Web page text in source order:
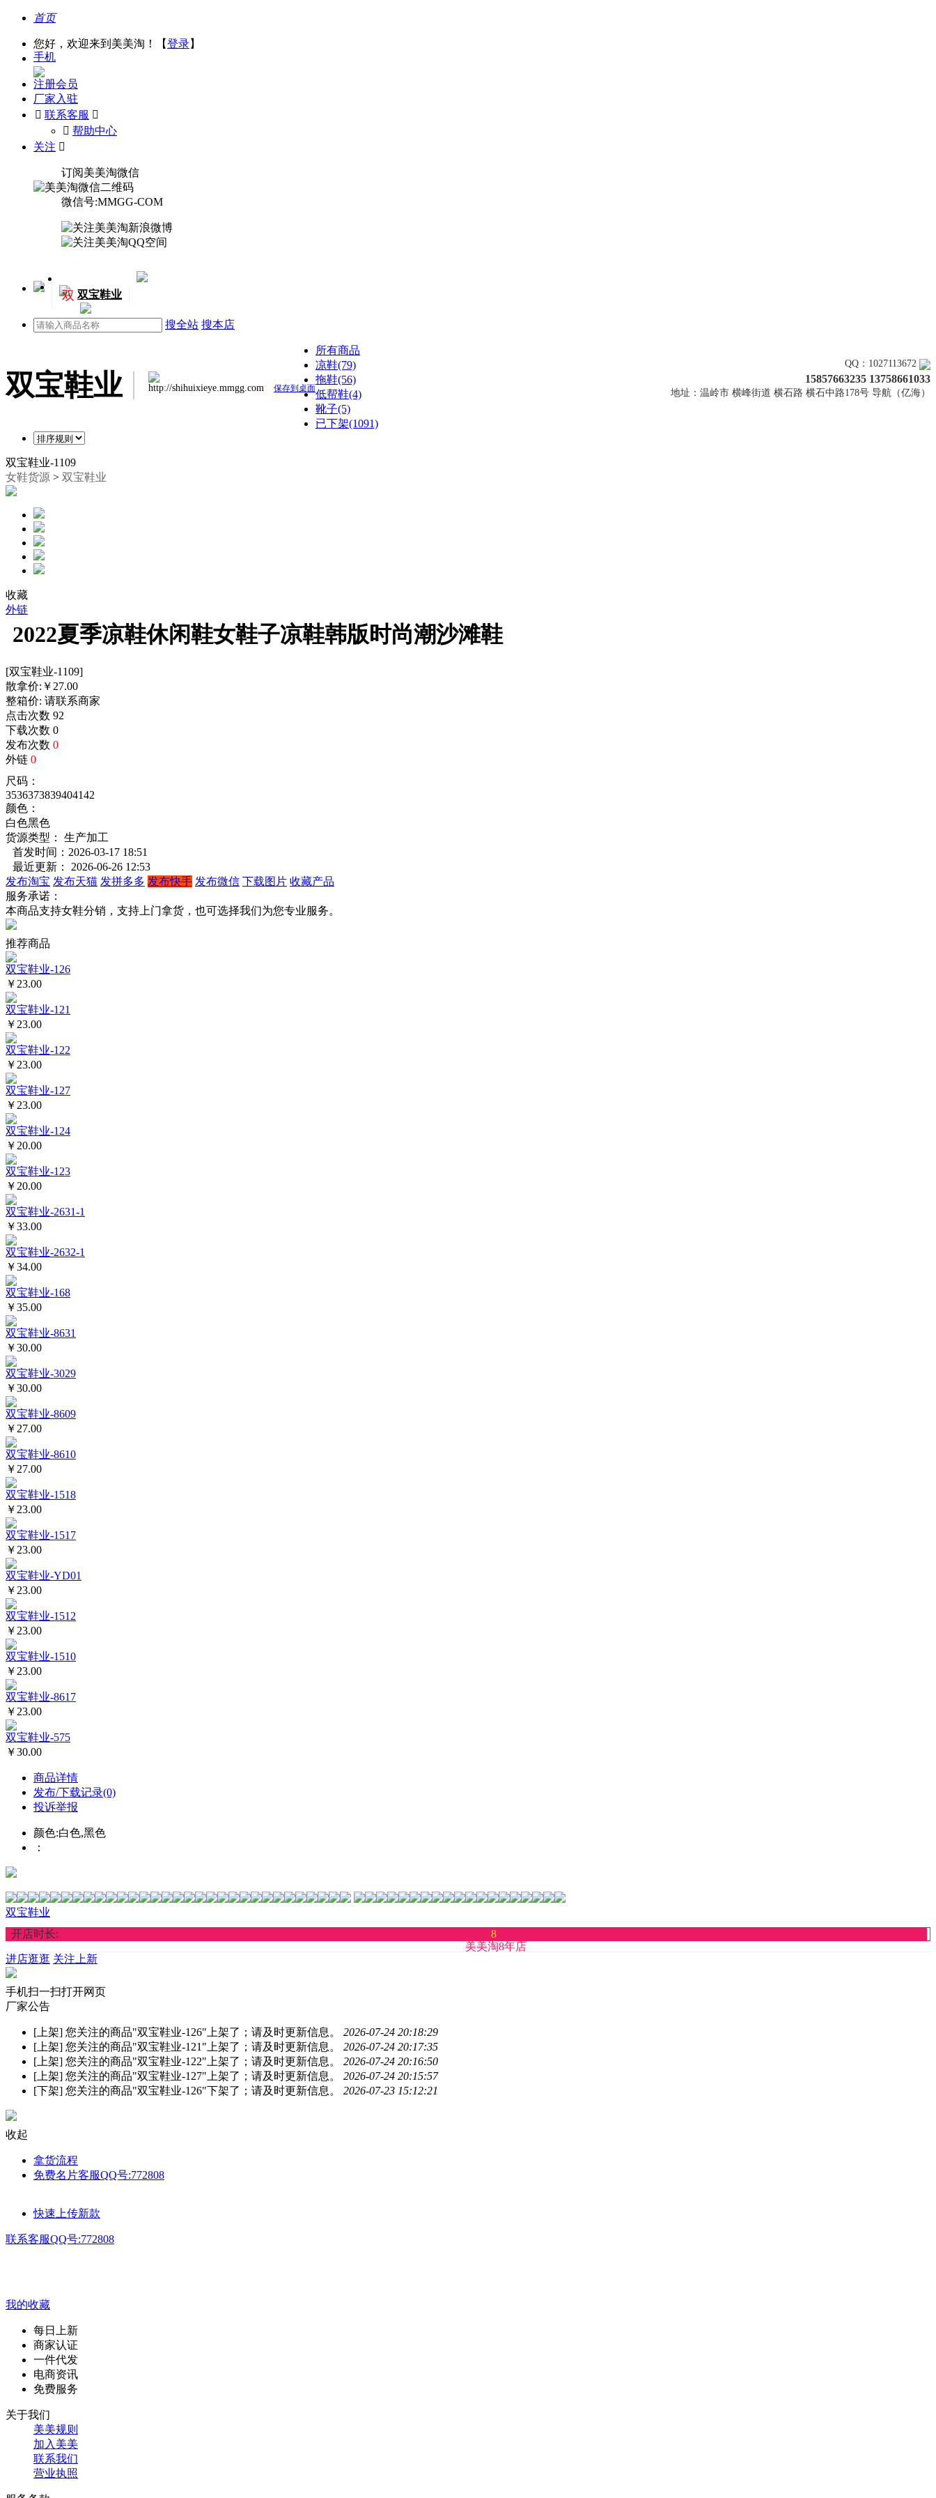
首页
您好，欢迎来到美美淘！【登录】
手机
注册会员
厂家入驻
 联系客服 
󰅃 帮助中心
关注 
订阅美美淘微信
微信号:MMGG-COM
双 双宝鞋业
搜全站 搜本店
双宝鞋业 http://shihuixieye.mmgg.com 保存到桌面
QQ：1027113672
15857663235 13758661033
地址：温岭市 横峰街道 横石路 横石中路178号 导航（亿海）
所有商品
凉鞋(79)
拖鞋(56)
低帮鞋(4)
靴子(5)
已下架(1091)
双宝鞋业-1109
女鞋货源 > 双宝鞋业
收藏
外链
2022夏季凉鞋休闲鞋女鞋子凉鞋韩版时尚潮沙滩鞋
[双宝鞋业-1109]
散拿价: ￥27.00
整箱价: 请联系商家
点击次数 92
下载次数 0
发布次数 0
外链 0
尺码：
3536373839404142
颜色：
白色黑色
货源类型： 生产加工
首发时间：2026-03-17 18:51
最近更新： 2026-06-26 12:53
发布淘宝 发布天猫 发拼多多 发布快手 发布微信 下载图片 收藏产品
服务承诺：
本商品支持女鞋分销，支持上门拿货，也可选择我们为您专业服务。
推荐商品
双宝鞋业-126
￥23.00
双宝鞋业-121
￥23.00
双宝鞋业-122
￥23.00
双宝鞋业-127
￥23.00
双宝鞋业-124
￥20.00
双宝鞋业-123
￥20.00
双宝鞋业-2631-1
￥33.00
双宝鞋业-2632-1
￥34.00
双宝鞋业-168
￥35.00
双宝鞋业-8631
￥30.00
双宝鞋业-3029
￥30.00
双宝鞋业-8609
￥27.00
双宝鞋业-8610
￥27.00
双宝鞋业-1518
￥23.00
双宝鞋业-1517
￥23.00
双宝鞋业-YD01
￥23.00
双宝鞋业-1512
￥23.00
双宝鞋业-1510
￥23.00
双宝鞋业-8617
￥23.00
双宝鞋业-575
￥30.00
商品详情
发布/下载记录(0)
投诉举报
颜色:白色,黑色
：
双宝鞋业
开店时长:
8
美美淘8年店
进店逛逛 关注上新
手机扫一扫打开网页
厂家公告
[上架] 您关注的商品"双宝鞋业-126"上架了；请及时更新信息。 2026-07-24 20:18:29
[上架] 您关注的商品"双宝鞋业-121"上架了；请及时更新信息。 2026-07-24 20:17:35
[上架] 您关注的商品"双宝鞋业-122"上架了；请及时更新信息。 2026-07-24 20:16:50
[上架] 您关注的商品"双宝鞋业-127"上架了；请及时更新信息。 2026-07-24 20:15:57
[下架] 您关注的商品"双宝鞋业-126"下架了；请及时更新信息。 2026-07-23 15:12:21
收起
拿货流程
免费名片客服QQ号:772808
快速上传新款
联系客服QQ号:772808
我的收藏
每日上新
商家认证
一件代发
电商资讯
免费服务
关于我们
美美规则
加入美美
联系我们
营业执照